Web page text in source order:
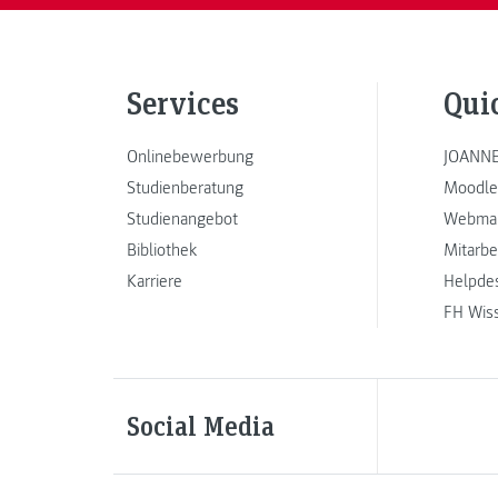
Services
Onlinebewerbung
Studienberatung
Studienangebot
Bibliothek
Karriere
FH
Social Media